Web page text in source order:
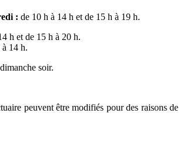
: de 10 h à 14 h et de 15 h à 19 h.
h et de 15 h à 20 h.
14 h.
soir.
peuvent être modifiés pour des raisons de